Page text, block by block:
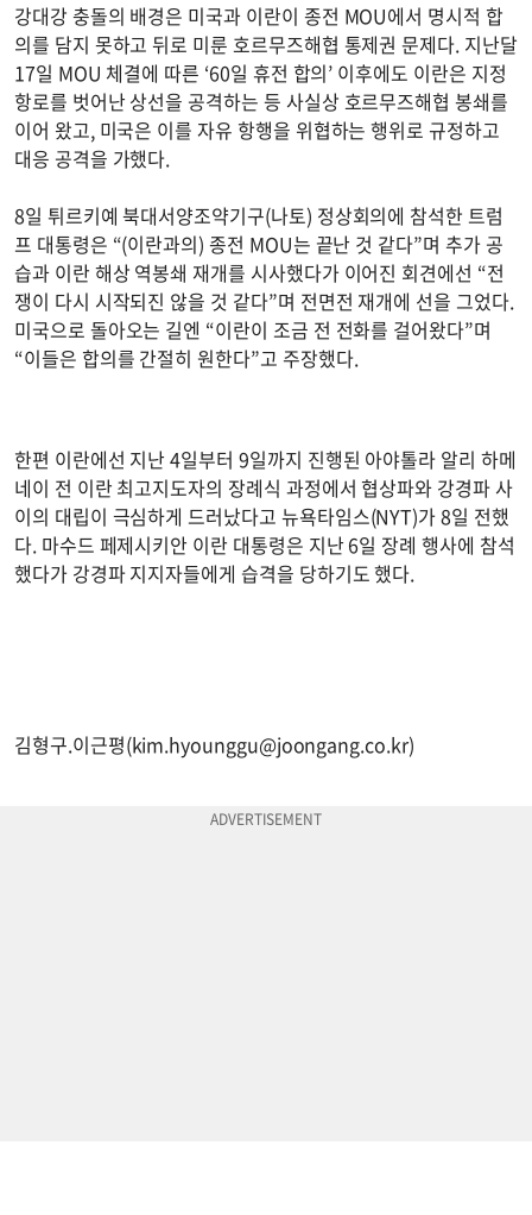
강대강 충돌의 배경은 미국과 이란이 종전 MOU에서 명시적 합
의를 담지 못하고 뒤로 미룬 호르무즈해협 통제권 문제다. 지난달
17일 MOU 체결에 따른 ‘60일 휴전 합의’ 이후에도 이란은 지정
항로를 벗어난 상선을 공격하는 등 사실상 호르무즈해협 봉쇄를
이어 왔고, 미국은 이를 자유 항행을 위협하는 행위로 규정하고
대응 공격을 가했다.
8일 튀르키예 북대서양조약기구(나토) 정상회의에 참석한 트럼
프 대통령은 “(이란과의) 종전 MOU는 끝난 것 같다”며 추가 공
습과 이란 해상 역봉쇄 재개를 시사했다가 이어진 회견에선 “전
쟁이 다시 시작되진 않을 것 같다”며 전면전 재개에 선을 그었다.
미국으로 돌아오는 길엔 “이란이 조금 전 전화를 걸어왔다”며
“이들은 합의를 간절히 원한다”고 주장했다.
한편 이란에선 지난 4일부터 9일까지 진행된 아야톨라 알리 하메
네이 전 이란 최고지도자의 장례식 과정에서 협상파와 강경파 사
이의 대립이 극심하게 드러났다고 뉴욕타임스(NYT)가 8일 전했
다. 마수드 페제시키안 이란 대통령은 지난 6일 장례 행사에 참석
했다가 강경파 지지자들에게 습격을 당하기도 했다.
김형구.이근평(kim.hyounggu@joongang.co.kr)